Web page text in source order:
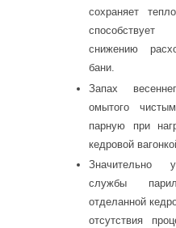
сохраняет
снижению
бани.
Запах
омытого
парную при
кедровой
Значительно
службы
отделанной
отсутствия